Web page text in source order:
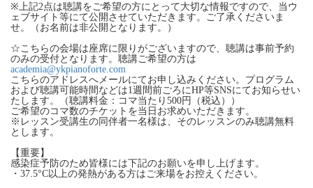
※上記2点は聴講をご希望の方にとって大切な情報ですので、当ウ
ェブサイト等にて公開させていただきます。ご了承くださいま
せ。（お名前は非公開となります。）
☆こちらの会場は座席に限りがございますので、聴講は事前予約
のみの受付となります。聴講ご希望の方は
academia@ykpianoforte.com
こちらのアドレスへメールにてお申し込みください。プログラム
および聴講可能時間などは1週間前ごろにHP等SNSにてお知らせい
たします。（聴講料金：コマ当たり500円（税込））
ご希望のコマ数のチケットを当日お求めいただきます。
※レッスン受講生の同伴者一名様は、そのレッスンのみ聴講無料
とします。
【重要】
感染症予防のため皆様には下記のお願いを申し上げます。
・37.5°C以上の発熱がある方はご来場をお控えください。